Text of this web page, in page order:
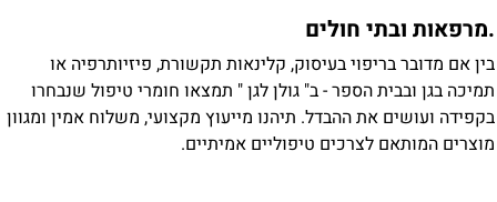
ובתי חולים
אם מדובר בריפוי בעיסוק, קלינאות תקשורת, פיזיותרפיה או
בגן ובבית הספר - ב" גולן לגן " תמצאו חומרי טיפול שנבחרו
ועושים את ההבדל. תיהנו מייעוץ מקצועי, משלוח אמין ומגוון
המותאם לצרכים טיפוליים אמיתיים.